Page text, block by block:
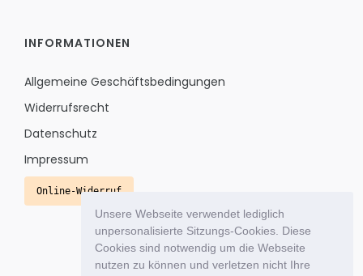
Unsere Webseite verwendet lediglich
unpersonalisierte Sitzungs-Cookies. Diese
Cookies sind notwendig um die Webseite
nutzen zu können und verletzen nicht Ihre
INFORMATIONEN
Allgemeine Geschäftsbedingungen
Widerrufsrecht
Datenschutz
Impressum
Online-Widerruf